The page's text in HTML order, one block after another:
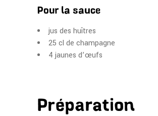
Pour la sauce
jus des huîtres
25 cl de champagne
4 jaunes d’œufs
Préparation